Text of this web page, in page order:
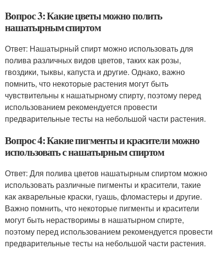
Вопрос 3: Какие цветы можно полить
нашатырным спиртом
Ответ: Нашатырный спирт можно использовать для
полива различных видов цветов, таких как розы,
гвоздики, тыквы, капуста и другие. Однако, важно
помнить, что некоторые растения могут быть
чувствительны к нашатырному спирту, поэтому перед
использованием рекомендуется провести
предварительные тесты на небольшой части растения.
Вопрос 4: Какие пигменты и красители можно
использовать с нашатырным спиртом
Ответ: Для полива цветов нашатырным спиртом можно
использовать различные пигменты и красители, такие
как акварельные краски, гуашь, фломастеры и другие.
Важно помнить, что некоторые пигменты и красители
могут быть нерастворимы в нашатырном спирте,
поэтому перед использованием рекомендуется провести
предварительные тесты на небольшой части растения.